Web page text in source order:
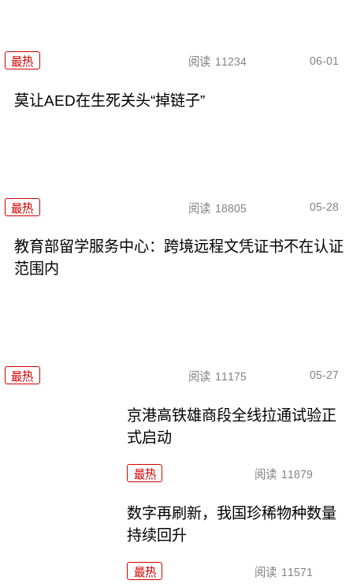
最热 阅读 11234 06-01
莫让AED在生死关头“掉链子”
最热 阅读 18805 05-28
教育部留学服务中心：跨境远程文凭证书不在认证
范围内
最热 阅读 11175 05-27
京港高铁雄商段全线拉通试验正
式启动
最热 阅读 11879
数字再刷新，我国珍稀物种数量
持续回升
最热 阅读 11571